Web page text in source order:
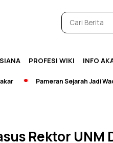
PROFESI WIKI INFO
Pameran Sejarah Jadi
Rektor UNM